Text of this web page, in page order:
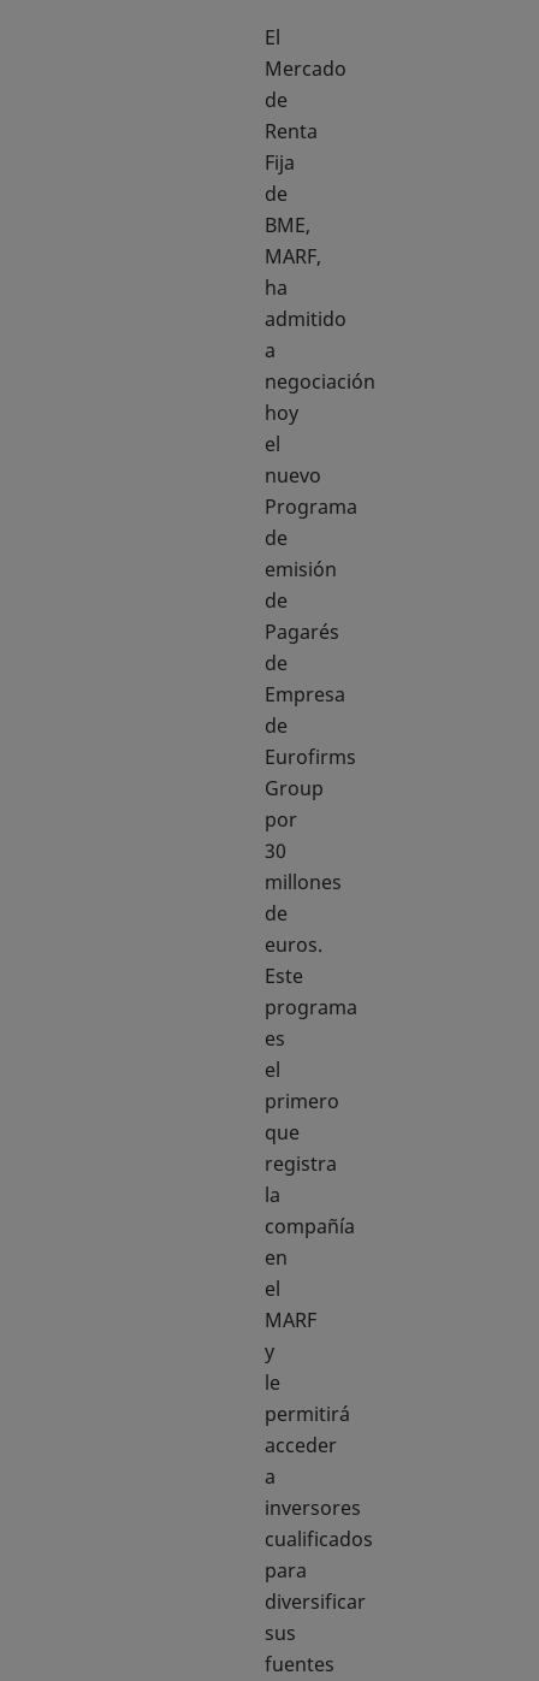
El
Mercado
de
Renta
Fija
de
BME,
MARF,
ha
admitido
a
negociación
hoy
el
nuevo
Programa
de
emisión
de
Pagarés
de
Empresa
de
Eurofirms
Group
por
30
millones
de
euros.
Este
programa
es
el
primero
que
registra
la
compañía
en
el
MARF
y
le
permitirá
acceder
a
inversores
cualificados
para
diversificar
sus
fuentes